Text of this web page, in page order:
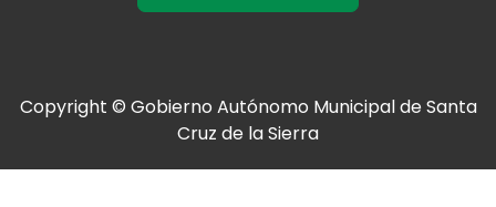
Copyright © Gobierno Autónomo Municipal de Santa
Cruz de la Sierra